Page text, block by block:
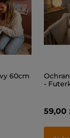
60cm
-
59,00